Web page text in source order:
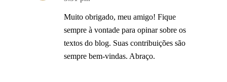
Muito obrigado, meu amigo! Fique
sempre à vontade para opinar sobre os
textos do blog. Suas contribuições são
sempre bem-vindas. Abraço.